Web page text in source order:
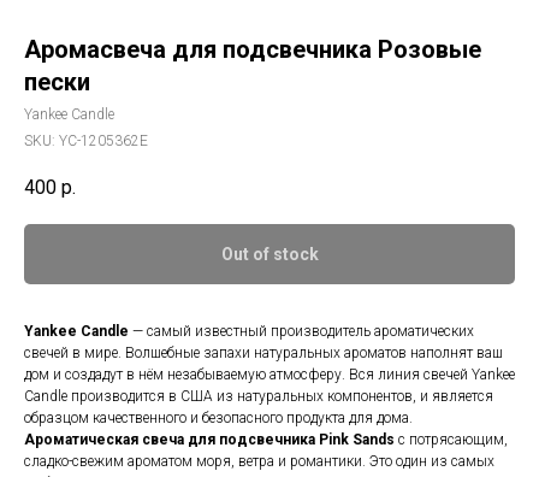
Аромасвеча для подсвечника Розовые
пески
Yankee Candle
SKU: YC-1205362E
400 р.
Out of stock
Yankee Candle — самый известный производитель ароматических
свечей в мире. Волшебные запахи натуральных ароматов наполнят ваш
дом и создадут в нём незабываемую атмосферу. Вся линия свечей Yankee
Candle производится в США из натуральных компонентов, и является
образцом качественного и безопасного продукта для дома.
Ароматическая свеча для подсвечника Pink Sands c потрясающим,
сладко-свежим ароматом моря, ветра и романтики. Это один из самых